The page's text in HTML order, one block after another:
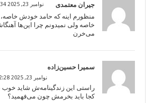
جیران معتمدی نوامبر 23, 2025 at 1:34 ق.ظ
منظورم اینه که حامد خودش
خاصه ولی نمیدونم چرا این‌ها
می‌خرن
سمیرا حسین‌زاده
نوامبر 23, 2025 at 12:28 ب.ظ
راستی این زندگینامه‌ش شاید خوب
کجا باید بخرمش چون می‌فهمید؟